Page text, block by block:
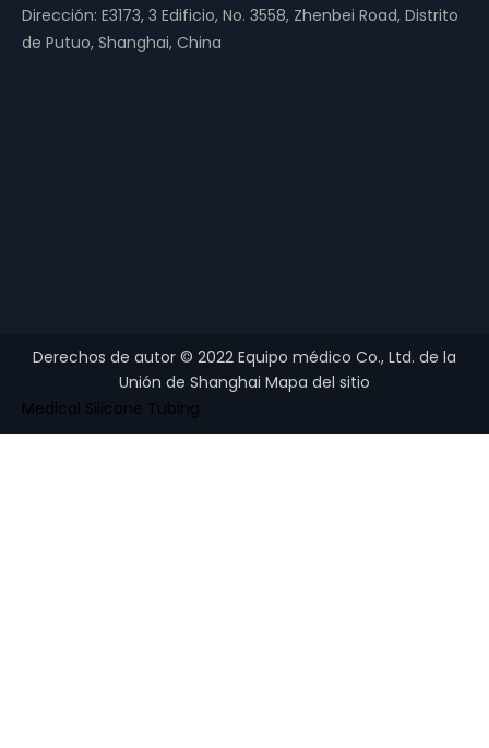
Dirección: E3173, 3 Edificio, No. 3558, Zhenbei Road, Distrito
de Putuo, Shanghai, China
Derechos de autor © 2022 Equipo médico Co., Ltd. de la
Unión de Shanghai Mapa del sitio
Medical Silicone Tubing